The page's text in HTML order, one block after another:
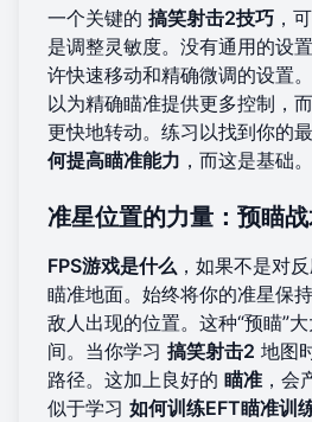
一个关键的 搞笑射击2技巧 ，
是调整灵敏度。没有通用的设
许快速移动和精确微调的设置
以为精确瞄准提供更多控制，
更快地转动。练习以找到你的
何提高瞄准能力 ，而这是基础。
准星位置的力量：预瞄
FPS游戏是什么 ，如果不是对
瞄准地面。始终将你的准星保
敌人出现的位置。这种“预瞄”
间。当你学习 搞笑射击2 地图
路径。这加上良好的 瞄准 ，会
似于学习 如何训练EFT瞄准训